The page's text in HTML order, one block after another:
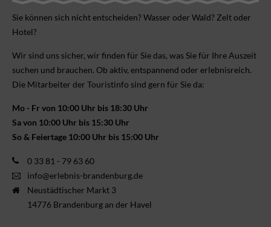
Sie können sich nicht ent­scheiden? Wasser oder Wald? Zelt oder
Hotel?
Wir sind uns sicher, wir finden für Sie das, was Sie für Ihre Aus­zeit
suchen und brauchen. Ob aktiv, ent­spannend oder erlebnis­reich.
Die Mitarbeiter der Touristinfo sind gern für Sie da:
Mo - Fr von 10:00 Uhr bis 18:30 Uhr
Sa von 10:00 Uhr bis 15:30 Uhr
So & Feiertage 10:00 Uhr bis 15:00 Uhr
0 33 81 - 79 63 60
info@erlebnis-brandenburg.de
Neustädtischer Markt 3
14776 Brandenburg an der Havel